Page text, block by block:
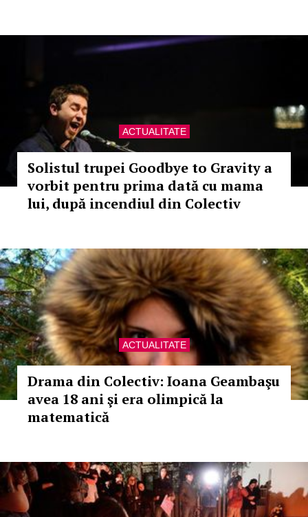
ACTUALITATE
Solistul trupei Goodbye to Gravity a
vorbit pentru prima dată cu mama
lui, după incendiul din Colectiv
ACTUALITATE
Drama din Colectiv: Ioana Geambaşu
avea 18 ani şi era olimpică la
matematică